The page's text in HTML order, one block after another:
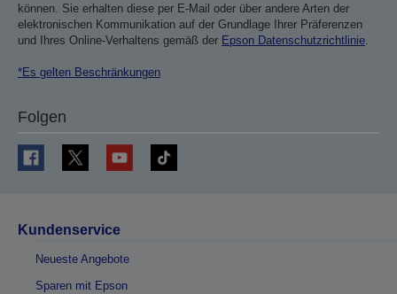
können. Sie erhalten diese per E-Mail oder über andere Arten der
elektronischen Kommunikation auf der Grundlage Ihrer Präferenzen
und Ihres Online-Verhaltens gemäß der Epson Datenschutzrichtlinie
*Es gelten Beschränkungen
Folgen
Kundenservice
Neueste Angebote
Sparen mit Epson